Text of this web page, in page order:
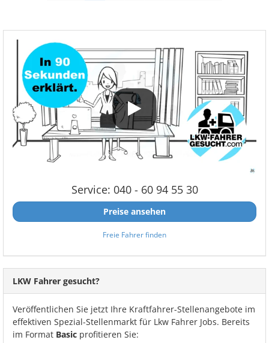
Service: 040 - 60 94 55 30
Preise ansehen
Freie Fahrer finden
LKW Fahrer gesucht?
Veröffentlichen Sie jetzt Ihre Kraftfahrer-Stellenangebote im
effektiven Spezial-Stellenmarkt für Lkw Fahrer Jobs. Bereits
im Format Basic profitieren Sie: